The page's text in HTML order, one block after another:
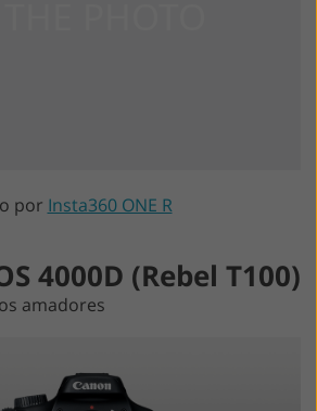
por Insta360 ONE R
4000D (Rebel T100)
amadores